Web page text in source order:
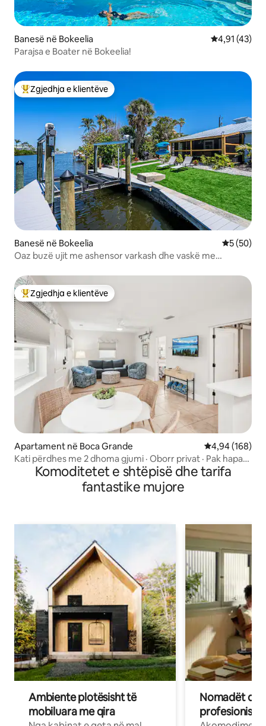
Banesë në Bokeelia Vlerësimi
4,91 (43)
Parajsa e Boater në Bokeelia!
Më të mirat e zgjedhjeve të klientëve
Zgjedhja e klientëve
Banesë në Bokeelia Vlerësimi
5 (50)
Oaz buzë ujit me ashensor varkash dhe vaskë me
Më të mirat e zgjedhjeve të klientëve
Zgjedhja e klientëve
Apartament në Boca Grande Vlerësimi
4,94 (168)
Kati përdhes me 2 dhoma gjumi · Oborr privat · Pak hapa
larg plazhit
Komoditetet e shtëpisë dhe tarifa
fantastike mujore
Ambiente plotësisht të
mobiluara me qira
Nomadët